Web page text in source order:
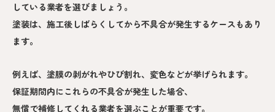
している業者を選びましょう。
塗装は、施工後しばらくしてから不具合が発生するケースもあり
ます。
例えば、塗膜の剥がれやひび割れ、変色などが挙げられます。
保証期間内にこれらの不具合が発生した場合、
無償で補修してくれる業者を選ぶことが重要です。